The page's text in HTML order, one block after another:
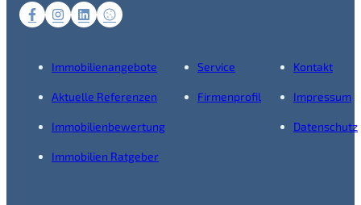
Immobilienangebote
Aktuelle Referenzen
Immobilienbewertung
Immobilien Ratgeber
Service
Firmenprofil
Kontakt
Impressum
Datenschutz